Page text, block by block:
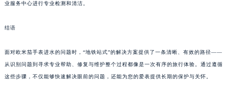
业服务中心进行专业检测和清洁。
结语
面对欧米茄手表进水的问题时，“地铁站式”的解决方案提供了一条清晰、有效的路径——
从识别问题到寻求专业帮助、修复与维护整个过程都像是一次有序的旅行体验。通过遵循
这些步骤，不仅能够快速解决眼前的问题，还能为您的爱表提供长期的保护与关怀。